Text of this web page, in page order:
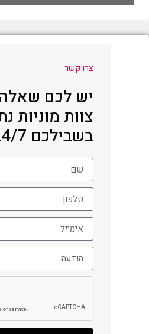
צרו קשר
יש לכם
צוות מוניות
בשבילכם 24/7